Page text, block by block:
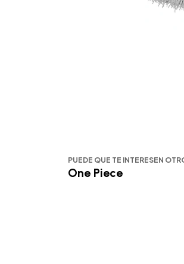
PUEDE QUE TE INTERESEN
One Piece